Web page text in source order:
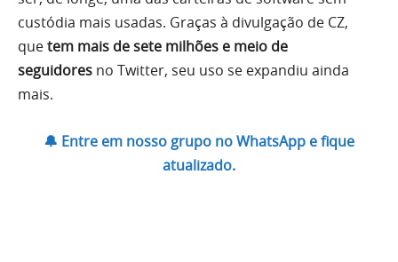
custódia mais usadas. Graças à divulgação de CZ,
quetem mais de sete milhões e meio de
seguidores no Twitter, seu uso se expandiu ainda
mais.
🔔 Entre em nosso grupo no WhatsApp e fique
atualizado.